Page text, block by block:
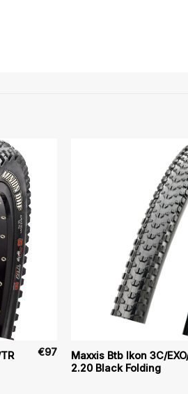
€97
Maxxis Btb Ikon 3C/
2.20 Black Folding